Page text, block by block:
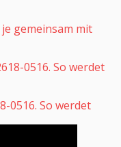
gemeinsam mit
0516. So werdet
0516. So werdet